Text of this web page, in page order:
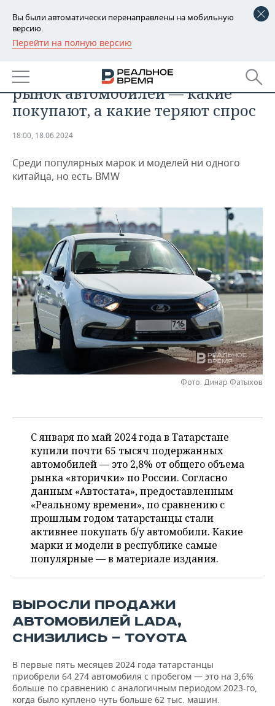
Вы были автоматически перенаправлены на мобильную
версию.
Перейти на полную версию
РЕГИОНЫ
БАШКОРТОСТАН
ТАТАРСТАН
НОВОСТИ
АНАЛИТИКА
ДЕКЛАРАЦИИ О ДОХОДАХ
КОРОЛИ ГОСЗАКАЗА ПФО
ВУЗЫ ТАТАРСТАНА
КОМУ ПРИНАДЛЕЖАТ
ТОРГОВЫЕ ЦЕНТРЫ
ТАТАРСТАНА
НОВОСТИ ЭКОНОМИКИ
ФИНАНСЫ
БЮДЖЕТ
ИНВЕСТИЦИИ
ПРОМЫШЛЕННОСТЬ
НОВОСТИ
АГРОПРОМ
МАШИНОСТРОЕНИЕ
НЕФТЕХИМИЯ
НЕФТЬ
ОПК
НЕДВИЖИМОСТЬ
НОВОСТИ НЕДВИЖИМОСТИ
НОВОСТИ АВТО
БИЗНЕС
НОВОСТИ БИЗНЕСА
РОЗНИЧНАЯ ТОРГОВЛЯ
ТРАНСПОРТ
УСЛУГИ
ТЕХНОЛОГИИ
НОВОСТИ ТЕХНОЛОГИЙ
IT
МЕДИА
МЕРОПРИЯТИЯ
НОВОСТИ МЕРОПРИЯТИЙ
ВЫЕЗДНАЯ РЕДАКЦИЯ
ОТКРЫТАЯ ЛЕКЦИЯ
СПОРТ
НОВОСТИ СПОРТА
БАСКЕТБОЛ
ВОЛЕЙБОЛ
КИБЕРСПОРТ
ФИГУРНОЕ КАТАНИЕ
ВОДНЫЕ ВИДЫ СПОРТА
ХОККЕЙ С МЯЧОМ
ОБЩЕСТВО
ИНФРАСТРУКТУРА
ИСТОРИЯ
КУЛЬТУРА
МЕДИЦИНА
ОБРАЗОВАНИЕ
ПРОИСШЕСТВИЯ
СПРАВОЧНИК
СПИСОК ПЕРСОН
СПИСОК КОМПАНИЙ
ПОЛНАЯ ВЕРСИЯ
В Татарстане растет вторичный
рынок автомобилей — какие
покупают, а какие теряют спрос
18:00, 18.06.2024
Среди популярных марок и моделей ни одного
китайца, но есть BMW
Фото: Динар Фатыхов
С января по май 2024 года в Татарстане
купили почти 65 тысяч подержанных
автомобилей — это 2,8% от общего объема
рынка «вторички» по России. Согласно
данным «Автостата», предоставленным
«Реальному времени», по сравнению с
прошлым годом татарстанцы стали
активнее покупать б/у автомобили. Какие
марки и модели в республике самые
популярные — в материале издания.
ВЫРОСЛИ ПРОДАЖИ
АВТОМОБИЛЕЙ LADA,
СНИЗИЛИСЬ — TOYOTA
В первые пять месяцев 2024 года татарстанцы
приобрели 64 274 автомобиля с пробегом — это на 3,6%
больше по сравнению с аналогичным периодом 2023-го,
когда было куплено чуть больше 62 тыс. машин.